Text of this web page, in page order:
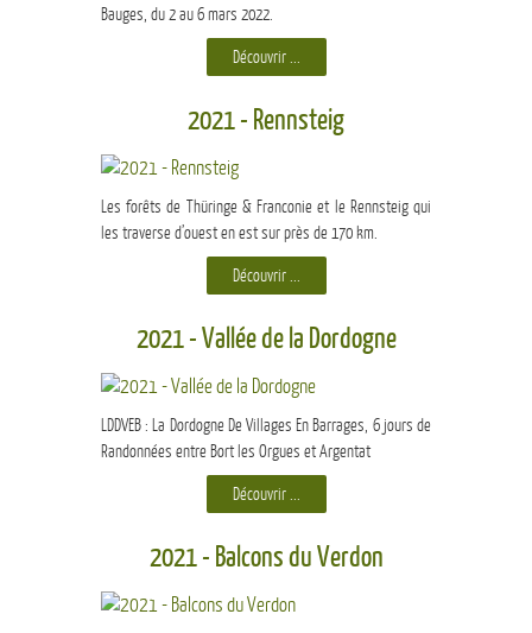
Bauges, du 2 au 6 mars 2022.
Découvrir ...
2021 - Rennsteig
Les forêts de Thüringe & Franconie et le Rennsteig qui
les traverse d’ouest en est sur près de 170 km.
Découvrir ...
2021 - Vallée de la Dordogne
LDDVEB : La Dordogne De Villages En Barrages, 6 jours de
Randonnées entre Bort les Orgues et Argentat
Découvrir ...
2021 - Balcons du Verdon